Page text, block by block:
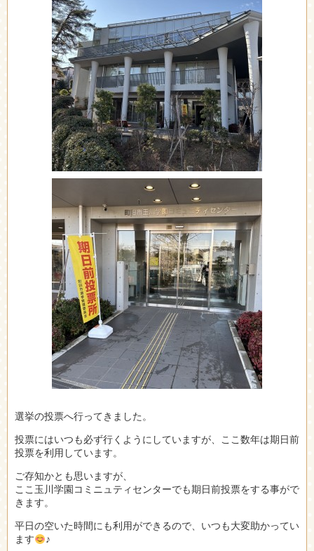
選挙の投票へ行ってきました。
投票にはいつも必ず行くようにしていますが、ここ数年は期日前
投票を利用しています。
ご存知かとも思いますが、
ここ玉川学園コミニュティセンターでも期日前投票をする事がで
きます。
平日の空いた時間にも利用ができるので、いつも大変助かってい
ます
♪